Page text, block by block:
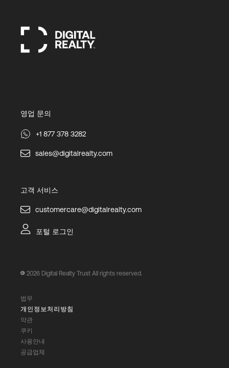
영업 문의
+1 877 378 3282
sales@digitalrealty.com
고객 서비스
customercare@digitalrealty.com
포털 로그인
2026 Digital Realty Trust All rights reserved.
법무
개인정보처리방침
약관
쿠키
사용안내
공급업체